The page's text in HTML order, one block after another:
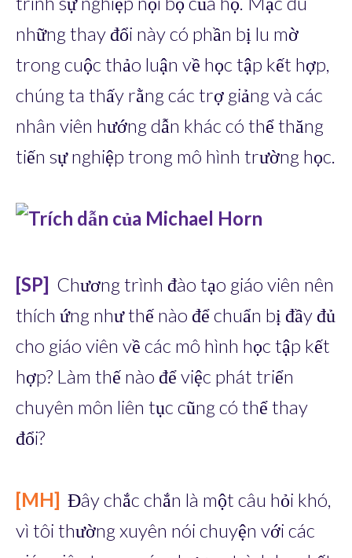
những thay đổi này có phần bị lu mờ
trong cuộc thảo luận về học tập kết hợp,
chúng ta thấy rằng các trợ giảng và các
nhân viên hướng dẫn khác có thể thăng
tiến sự nghiệp trong mô hình trường học.
[SP] Chương trình đào tạo giáo viên nên
thích ứng như thế nào để chuẩn bị đầy đủ
cho giáo viên về các mô hình học tập kết
hợp? Làm thế nào để việc phát triển
chuyên môn liên tục cũng có thể thay
đổi?
[MH] Đây chắc chắn là một câu hỏi khó,
vì tôi thường xuyên nói chuyện với các